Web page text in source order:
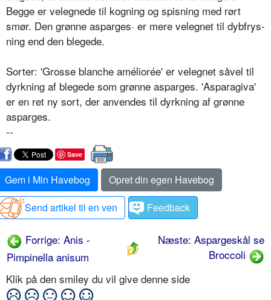
Begge er velegnede til kogning og spisning med rørt
smør. Den grønne asparges· er mere velegnet til dybfrys­
ning end den blegede.
Sorter: 'Grosse blanche améliorée' er velegnet såvel til
dyrkning af blegede som grønne asparges. 'Asparagiva'
er en ret ny sort, der anvendes til dyrk­ning af grønne
asparges.
--
Save
Gem i Min Havebog
Opret din egen Havebog
Send artikel til en ven
Feedback
Forrige: Anis -
Pimpinella anisum
Næste: Aspargeskål se
Broccoli
Klik på den smiley du vil give denne side